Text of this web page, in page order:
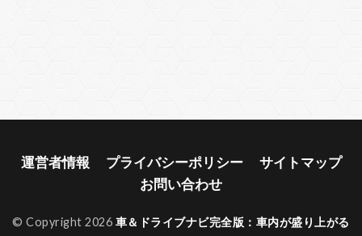
運営者情報 プライバシーポリシー
サイトマップ
お問い合わせ
© Copyright 2026 車＆ドライブナビ完全版：車内が盛り上がる